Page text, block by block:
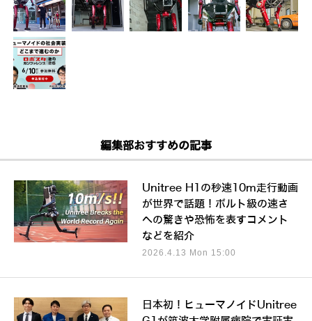
編集部おすすめの記事
Unitree H1の秒速10m走行動画
が世界で話題！ボルト級の速さ
への驚きや恐怖を表すコメント
などを紹介
2026.4.13 Mon 15:00
日本初！ヒューマノイドUnitree